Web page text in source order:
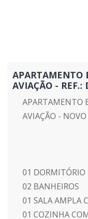
APARTAMENTO
AVIAÇÃO - REF.:
APARTAMENTO
AVIAÇÃO -
01 DORMITÓRIO
02 BANHEIROS
01 SALA AMPLA
01 COZINHA